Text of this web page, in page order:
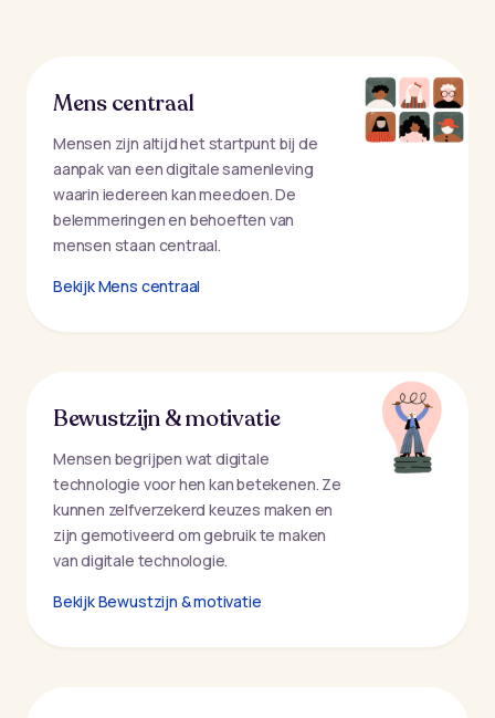
Mens centraal
Mensen zijn altijd het startpunt bij de
aanpak van een digitale samenleving
waarin iedereen kan meedoen. De
belemmeringen en behoeften van
mensen staan centraal.
Bekijk Mens centraal
Bewustzijn & motivatie
Mensen begrijpen wat digitale
technologie voor hen kan betekenen. Ze
kunnen zelfverzekerd keuzes maken en
zijn gemotiveerd om gebruik te maken
van digitale technologie.
Bekijk Bewustzijn & motivatie